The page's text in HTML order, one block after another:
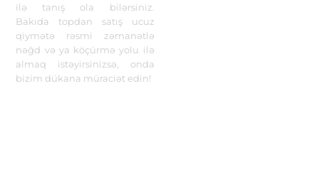
ilə tanış ola bilərsiniz.
Bakıda topdan satış ucuz
qiymətə rəsmi zəmanətlə
nəğd və ya köçürmə yolu ilə
almaq istəyirsinizsə, onda
bizim dükana müraciət edin!